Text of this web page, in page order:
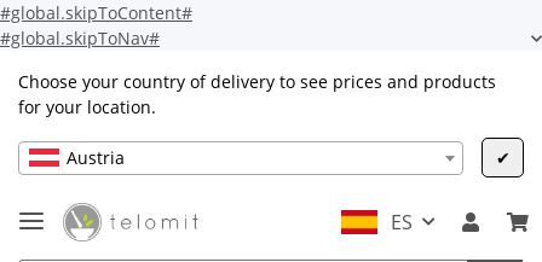
#global.skipToContent#
#global.skipToNav#
Choose your country of delivery to see prices and products
for your location.
Austria ✔
ES